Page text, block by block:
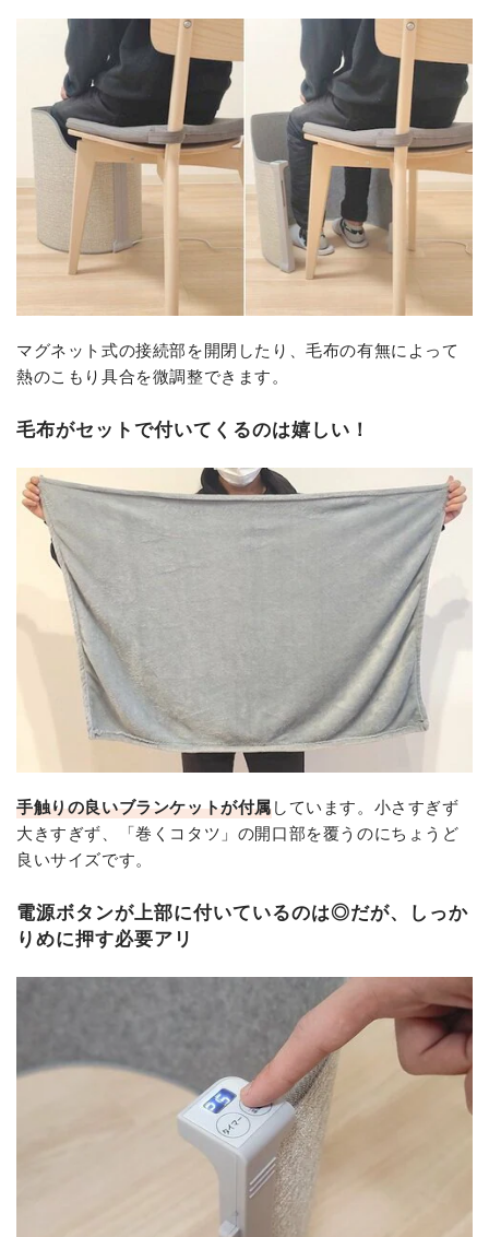
マグネット式の接続部を開閉したり、毛布の有無によって
熱のこもり具合を微調整できます。
毛布がセットで付いてくるのは嬉しい！
手触りの良いブランケットが付属しています。小さすぎず
大きすぎず、「巻くコタツ」の開口部を覆うのにちょうど
良いサイズです。
電源ボタンが上部に付いているのは◎だが、しっか
りめに押す必要アリ